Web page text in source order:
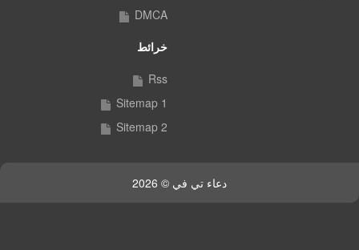
DMCA
خرائط
Rss
Sitemap 1
Sitemap 2
دعاء تي في © 2026